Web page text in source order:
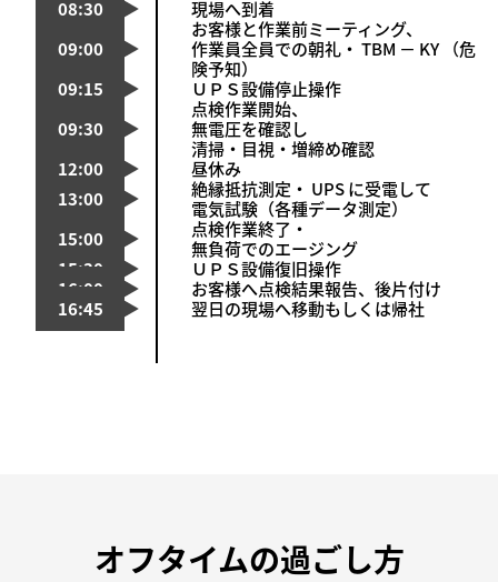
現場へ到着
お客様と作業前ミーティング、
作業員全員での朝礼・TBM － KY（危
険予知）
ＵＰＳ設備停止操作
点検作業開始、
無電圧を確認し
清掃・目視・増締め確認
昼休み
絶縁抵抗測定・ UPSに受電して
電気試験（各種データ測定）
点検作業終了・
無負荷でのエージング
ＵＰＳ設備復旧操作
お客様へ点検結果報告、後片付け
翌日の現場へ移動もしくは帰社
オフタイムの過ごし⽅